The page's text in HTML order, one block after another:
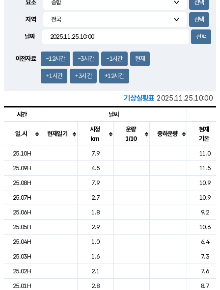
1.3m/s
요소
지역
날짜
이전자료 -12시간 -3시간 -1시간 현재
+1시간 +3시간 +12시간
기상실황표 2025.11.25.10:00
도시별 기상실황표로 지점, 날씨, 기온, 강수, 바람, 기압등을 안내한 표입
시간 날씨
일.시 현재일기
시정
km
운량
1/10
중하운량
현재
기온
25.10H
7.9
11.0
25.09H
4.5
11.5
25.08H
7.9
10.9
25.07H
2.7
10.9
25.06H
1.8
9.2
25.05H
2.9
10.6
25.04H
1.0
6.4
25.03H
1.6
7.3
25.02H
2.1
7.6
25.01H
2.8
8.7